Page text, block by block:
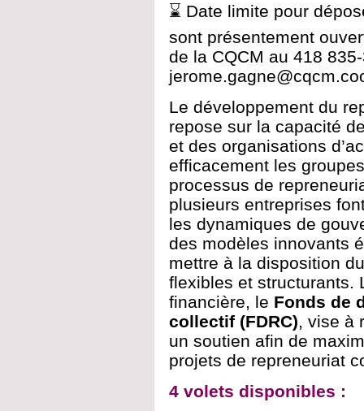
⌛ Date limite pour
sont présentement
de la CQCM au 418
Le développement du
repose sur la capacité
et des organisations
efficacement les
processus de
plusieurs entreprises
les dynamiques de
des modèles innovants
mettre à la disposition
flexibles et structurants.
financière, le Fonds de
collectif (FDRC) , vise
un soutien afin de
projets de repreneuriat
4 volets disponibles :